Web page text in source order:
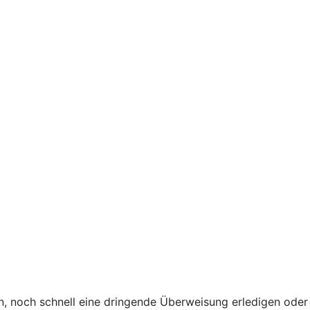
noch schnell eine dringende Überweisung erledigen oder